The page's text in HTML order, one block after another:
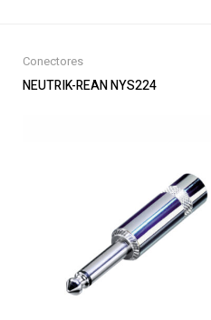
Conectores
NEUTRIK-REAN NYS224